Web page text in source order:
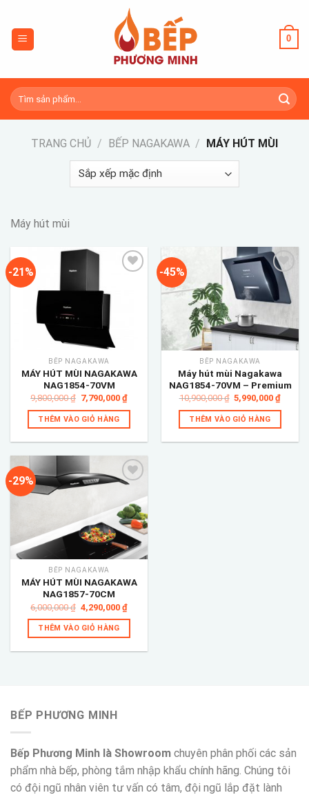
content
0
Tìm
kiếm:
TRANG CHỦ / BẾP NAGAKAWA / MÁY HÚT MÙI
Máy hút mùi
-21%
BẾP NAGAKAWA
MÁY HÚT MÙI NAGAKAWA
NAG1854-70VM
9,800,000₫ Giá
gốc
là:
9,800,000 ₫.
7,790,000 ₫Giá
hiện
tại
THÊM VÀO GIỎ HÀNG
-45%
Add to
BẾP NAGAKAWA
Máy hút mùi Nagakawa
NAG1854-70VM – Premium
10,900,000₫ Giá
gốc
là:
10,900,000 ₫.
5,990,000₫Giá
THÊM VÀO GIỎ HÀNG
-29%
Add to
wishlist
BẾP NAGAKAWA
MÁY HÚT MÙI NAGAKAWA
NAG1857-70CM
6,000,000₫ Giá
gốc
là:
6,000,000 ₫.
4,290,000 ₫Giá
hiện
tại
4,290,000 ₫.
THÊM VÀO GIỎ HÀNG
BẾP PHƯƠNG MINH
Bếp Phương Minh là Showroom chuyên phân phối các sản
phẩm nhà bếp, phòng tắm nhập khẩu chính hãng. Chúng tôi
có đội ngũ nhân viên tư vấn có tâm, đội ngũ lắp đặt lành